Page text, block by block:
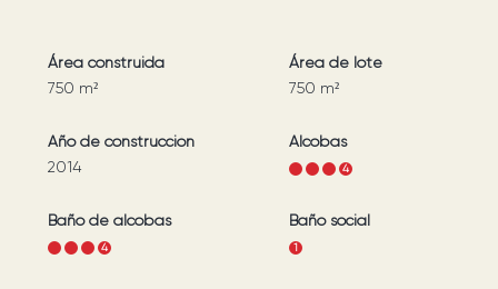
Área construida
750 m²
Área de lote
750 m²
Año de construcción
2014
Alcobas
4
Baño de alcobas
4
Baño social
1